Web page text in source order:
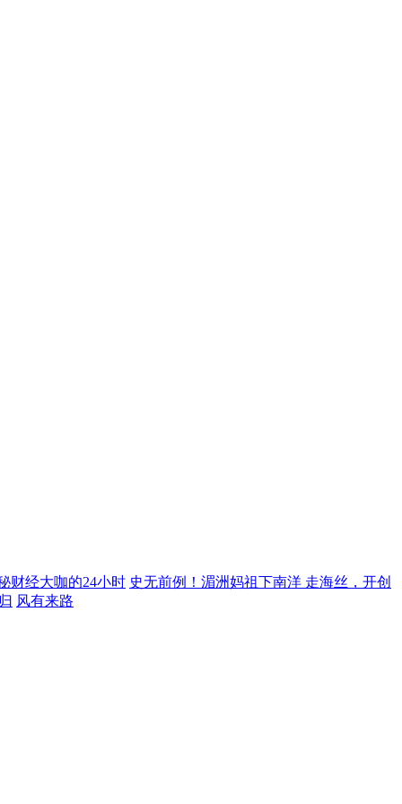
财经大咖的24小时 史无前例！湄洲妈祖下南洋 走海丝，开创
风有来路